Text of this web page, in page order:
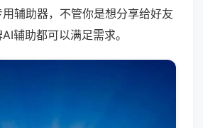
辅助器，不管你是想分享给好友
辅助都可以满足需求。